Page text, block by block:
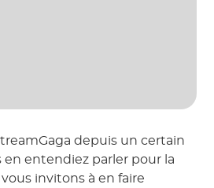
depuis un certain
entendiez parler pour la
invitons à en faire